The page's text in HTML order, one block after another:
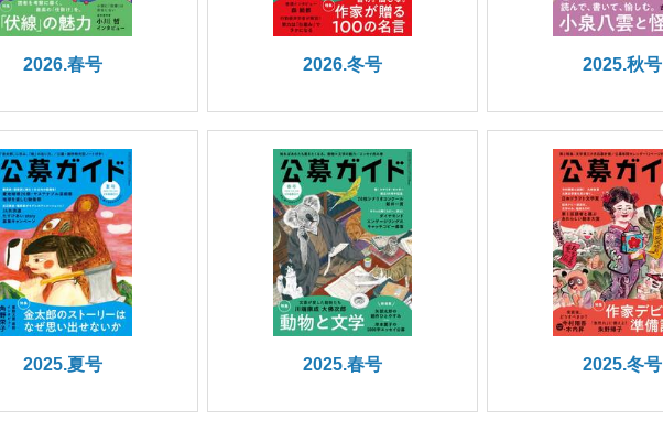
2026.春号 2026.冬号 2025.秋号
2025.夏号 2025.春号 2025.冬号